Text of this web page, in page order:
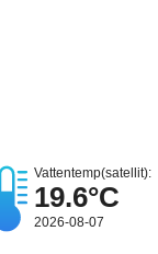
Vattentemp(satellit):
19.6°C
2026-08-07